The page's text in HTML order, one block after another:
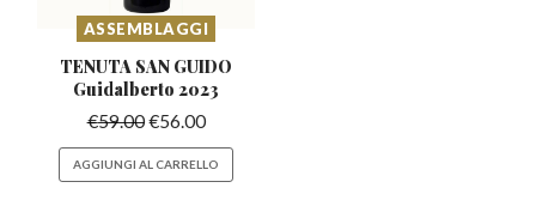
ASSEMBLAGGI
TENUTA SAN GUIDO
Guidalberto 2023
€59.00€56.00
AGGIUNGI AL CARRELLO